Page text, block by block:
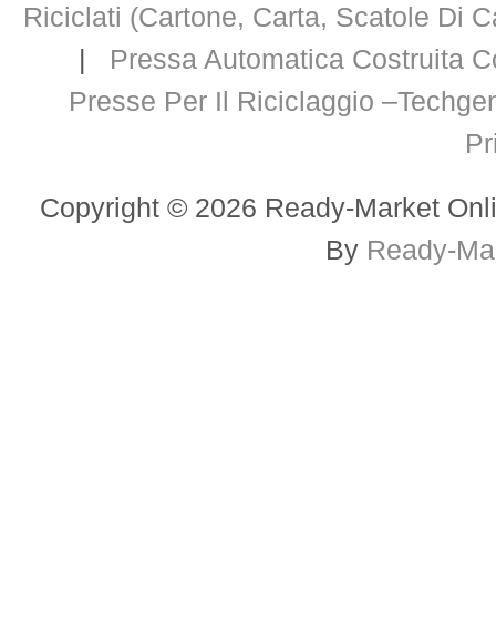
Riciclati (cartone, Carta, Scatole Di
| Pressa Automatica Costruita
Presse Per Il Riciclaggio
Copyright © 2026 Ready-Market
By Ready-